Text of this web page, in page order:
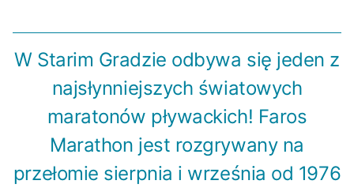
W Starim Gradzie odbywa się jeden z
najsłynniejszych światowych
maratonów pływackich! Faros
Marathon jest rozgrywany na
przełomie sierpnia i września od 1976